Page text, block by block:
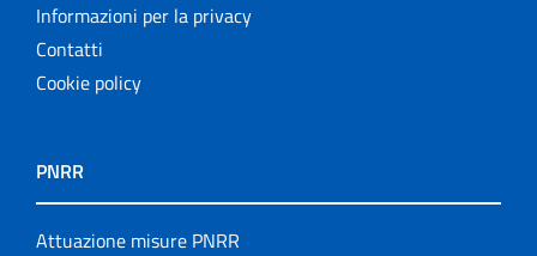
Informazioni per la privacy
Contatti
Cookie policy
PNRR
Attuazione misure PNRR